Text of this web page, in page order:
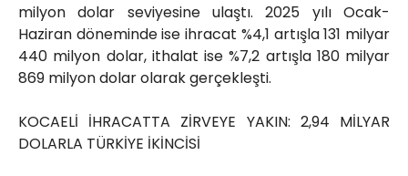
milyon dolar seviyesine ulaştı. 2025 yılı Ocak-
Haziran döneminde ise ihracat %4,1 artışla 131 milyar
440 milyon dolar, ithalat ise %7,2 artışla 180 milyar
869 milyon dolar olarak gerçekleşti.
KOCAELİ İHRACATTA ZİRVEYE YAKIN: 2,94 MİLYAR
DOLARLA TÜRKİYE İKİNCİSİ